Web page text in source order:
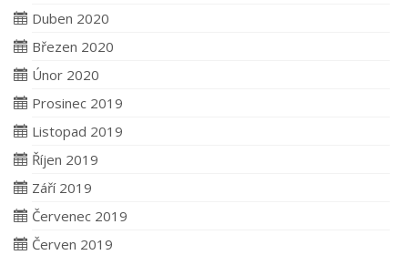
Duben 2020
Březen 2020
Únor 2020
Prosinec 2019
Listopad 2019
Říjen 2019
Září 2019
Červenec 2019
Červen 2019